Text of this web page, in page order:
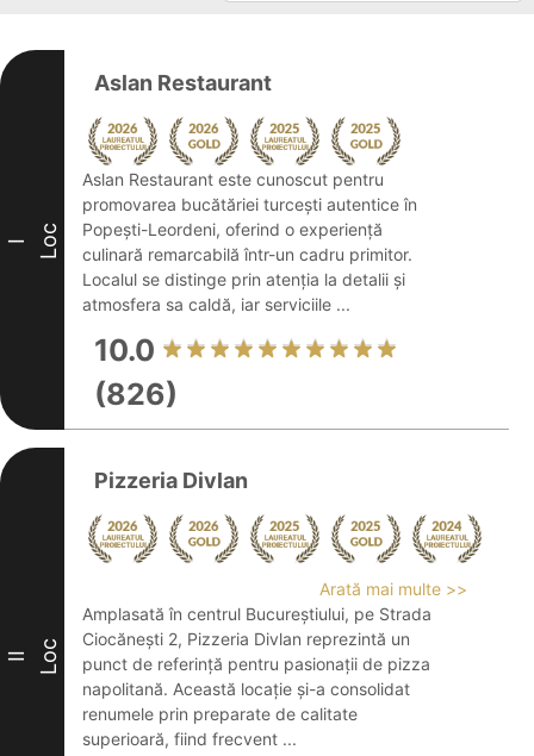
I Loc
Aslan Restaurant
Aslan Restaurant este cunoscut pentru
promovarea bucătăriei turcești autentice în
Popești-Leordeni, oferind o experiență
culinară remarcabilă într-un cadru primitor.
Localul se distinge prin atenția la detalii și
atmosfera sa caldă, iar serviciile ...
10.0
(826)
II Loc
Pizzeria Divlan
Arată mai multe >>
Amplasată în centrul Bucureștiului, pe Strada
Ciocănești 2, Pizzeria Divlan reprezintă un
punct de referință pentru pasionații de pizza
napolitană. Această locație și-a consolidat
renumele prin preparate de calitate
superioară, fiind frecvent ...